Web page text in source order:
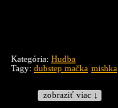
Kategória: Hudba
Tagy: dubstep mačka mishka
zobraziť viac ↓